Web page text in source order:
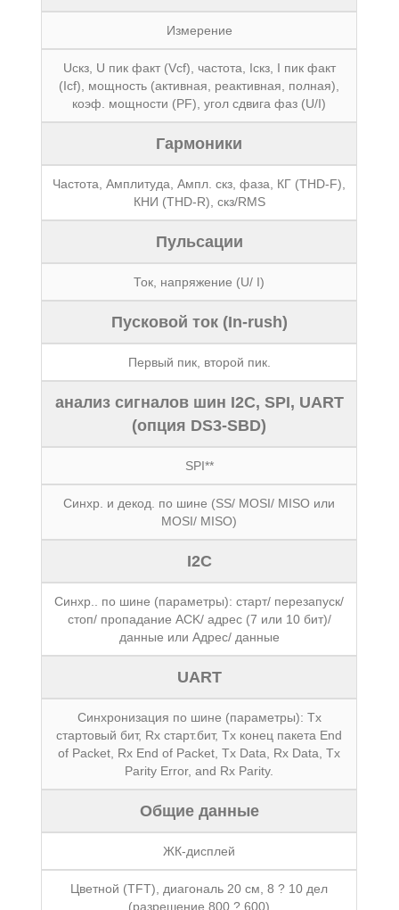
Измерение
Uскз, U пик факт (Vcf), частота, Iскз, I пик факт
(Icf), мощность (активная, реактивная, полная),
коэф. мощности (PF), угол сдвига фаз (U/I)
Гармоники
Частота, Амплитуда, Ампл. скз, фаза, КГ (THD-F),
КНИ (THD-R), скз/RMS
Пульсации
Ток, напряжение (U/ I)
Пусковой ток (In-rush)
Первый пик, второй пик.
анализ сигналов шин I2C, SPI, UART
(опция DS3-SBD)
SPI**
Синхр. и декод. по шине (SS/ MOSI/ MISO или
MOSI/ MISO)
I2C
Синхр.. по шине (параметры): старт/ перезапуск/
стоп/ пропадание ACK/ адрес (7 или 10 бит)/
данные или Адрес/ данные
UART
Синхронизация по шине (параметры): Tx
стартовый бит, Rx старт.бит, Tx конец пакета End
of Packet, Rx End of Packet, Tx Data, Rx Data, Tx
Parity Error, and Rx Parity.
Общие данные
ЖК-дисплей
Цветной (TFT), диагональ 20 см, 8 ? 10 дел
(разрешение 800 ? 600)